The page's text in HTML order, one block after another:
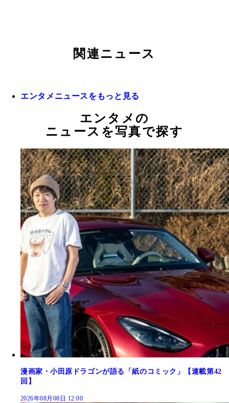
関連ニュース
エンタメニュースをもっと見る
エンタメの
ニュースを写真で探す
漫画家・小田原ドラゴンが語る「紙のコミック」【連載第42
回】
2026年08月08日 12:00